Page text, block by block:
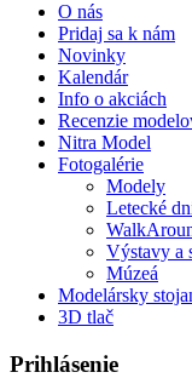
O nás
Pridaj sa k nám
Novinky
Kalendár
Info o akciách
Recenzie
Nitra Model
Fotogalérie
Modely
Letecké
Výstavy a
Múzeá
Modelársky
3D tlač
Prihlásenie